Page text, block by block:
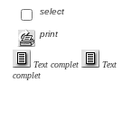
select
print
Text complet
Text
complet